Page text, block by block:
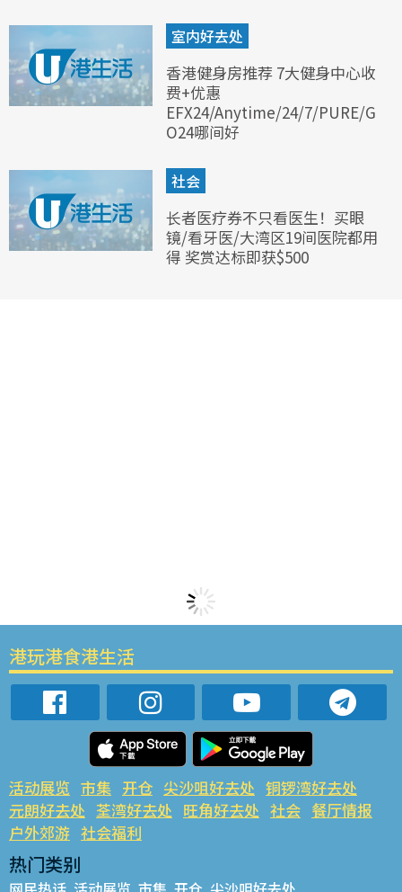
室内好去处
香港健身房推荐 7大健身中心收
费+优惠
EFX24/Anytime/24/7/PURE/G
O24哪间好
社会
长者医疗券不只看医生！买眼
镜/看牙医/大湾区19间医院都用
得 奖赏达标即获$500
港玩港食港生活
活动展览 市集 开仓 尖沙咀好去处 铜锣湾好去处
元朗好去处 荃湾好去处 旺角好去处 社会 餐厅情报
户外郊游 社会福利
热门类别